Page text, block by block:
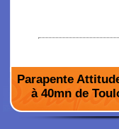
Parapente
à 40mn de